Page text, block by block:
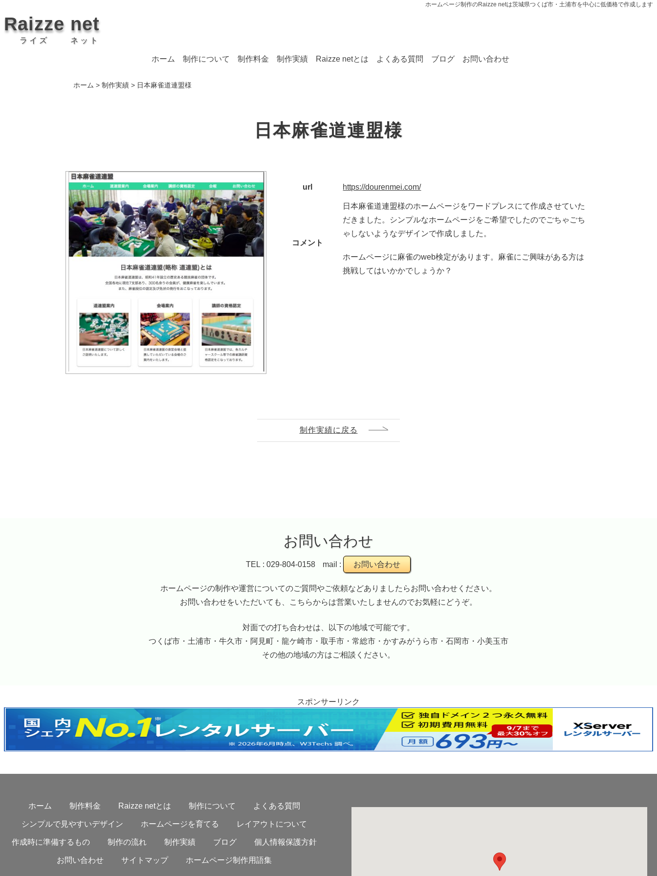
ホームページ制作のRaizze netは茨城県つくば市・土浦市を中心に低価格で作成します
Raizze
ライズ
net
ネット
ホーム 制作について 制作料金 制作実績 Raizze netとは よくある質問 ブログ お問い合わせ
ホーム >制作実績 > 日本麻雀道連盟様
日本麻雀道連盟様
url https://dourenmei.com/
コメント
日本麻雀道連盟様のホームページをワードプレスにて作成させていた
だきました。シンプルなホームページをご希望でしたのでごちゃごち
ゃしないようなデザインで作成しました。
ホームページに麻雀のweb検定があります。麻雀にご興味がある方は
挑戦してはいかかでしょうか？
制作実績に戻る
お問い合わせ
TEL : 029-804-0158 mail : お問い合わせ
ホームページの制作や運営についてのご質問やご依頼などありましたらお問い合わせください。
お問い合わせをいただいても、こちらからは営業いたしませんのでお気軽にどうぞ。
対面での打ち合わせは、以下の地域で可能です。
つくば市・土浦市・牛久市・阿見町・龍ケ崎市・取手市・常総市・かすみがうら市・石岡市・小美玉市
その他の地域の方はご相談ください。
スポンサーリンク
ホーム 制作料金 Raizze netとは 制作について よくある質問
シンプルで見やすいデザイン ホームページを育てる レイアウトについて
作成時に準備するもの 制作の流れ 制作実績 ブログ 個人情報保護方針
お問い合わせ サイトマップ ホームページ制作用語集